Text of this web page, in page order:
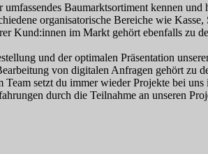
Baumarktsortiment kennen
organisatorische Bereiche wie
Kund:innen im Markt gehört ebenfalls zu
und der optimalen Präsentation
von digitalen Anfragen gehört zu
Team setzt du immer wieder Projekte bei
durch die Teilnahme an unseren